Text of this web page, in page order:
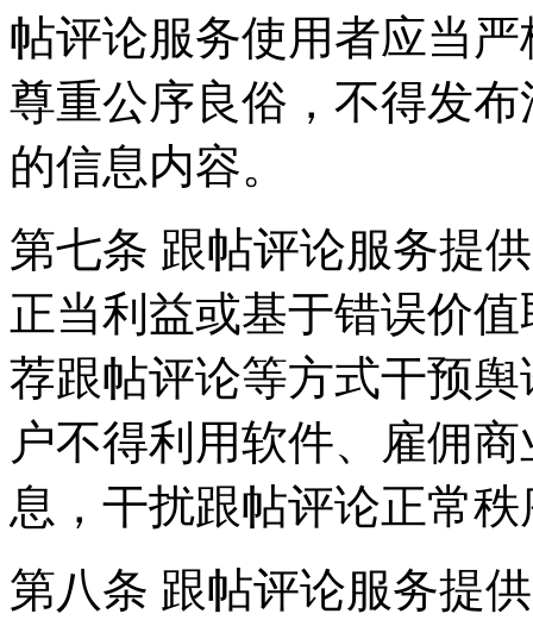
帖评论服务使用者应当
尊重公序良俗，不得发
的信息内容。
第七条 跟帖评论服务提
正当利益或基于错误价
荐跟帖评论等方式干预
户不得利用软件、雇佣
息，干扰跟帖评论正常
第八条 跟帖评论服务提